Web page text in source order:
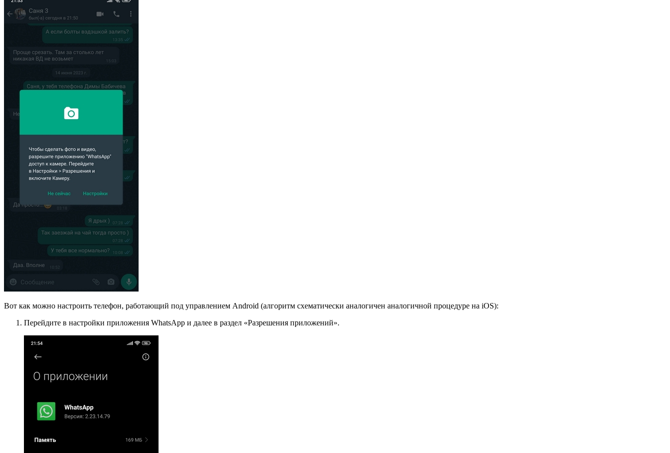
Вот как можно настроить телефон, работающий под управлением Android (алгоритм схематически аналогичен аналогичной процедуре на iOS):
Перейдите в настройки приложения WhatsApp и далее в раздел «Разрешения приложений».